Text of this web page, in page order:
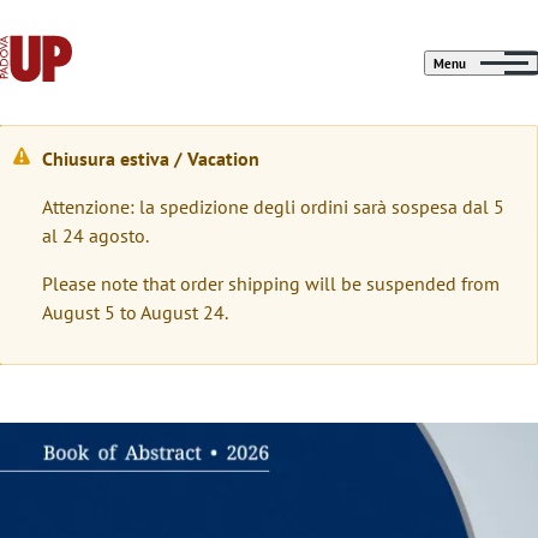
Menu
M
e
s
s
a
g
i
Chiusura estiva / Vacation
Attenzione: la spedizione degli ordini sarà sospesa dal 5
al 24 agosto.
Please note that order shipping will be suspended from
August 5 to August 24.